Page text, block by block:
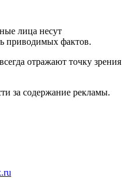
лица несут
приводимых фактов.
отражают точку зрения
за содержание рекламы.